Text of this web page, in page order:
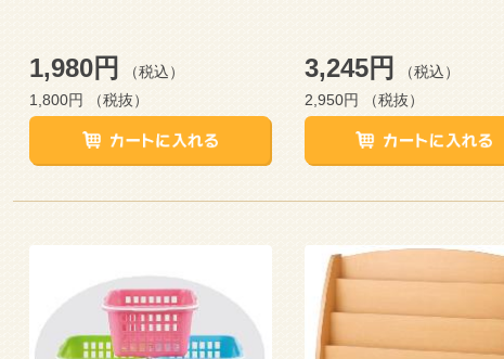
1,980円
（税込）
1,800円
（税抜）
3,245円
（税込）
2,950円
（税抜）